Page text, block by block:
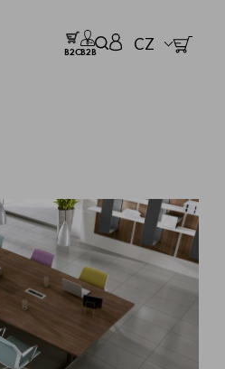
B2CB2B CZ